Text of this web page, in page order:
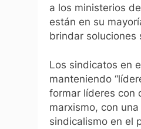
a los ministerios
están en su
brindar soluciones
Los sindicatos en
manteniendo
formar líderes con
marxismo, con
sindicalismo en el